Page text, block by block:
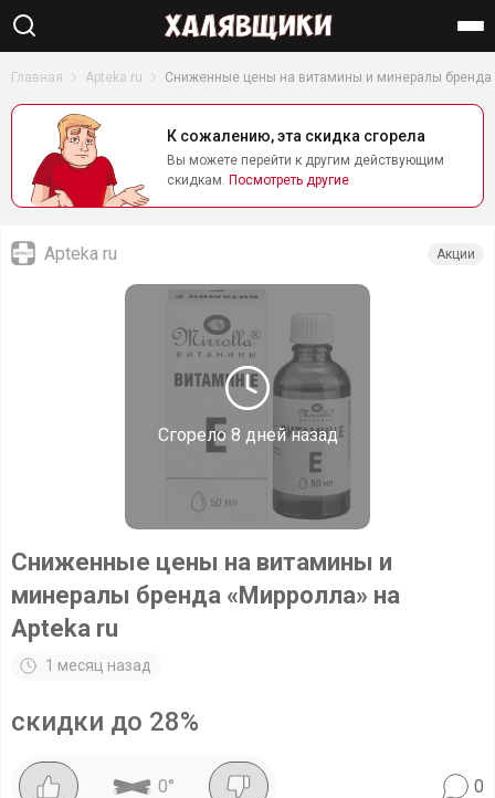
Найти
Главная Apteka ru Сниженные цены на витамины и минералы бренда
К сожалению, эта скидка сгорела
Вы можете перейти к другим действующим
скидкам. Посмотреть другие
Сгорело 8 дней назад
Apteka ru Акции
Сниженные цены на витамины и
минералы бренда «Мирролла» на
Apteka ru
1 месяц назад
скидки до 28%
0° 0